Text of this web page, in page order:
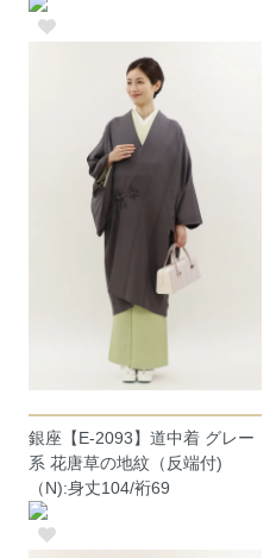
銀座【E-2093】道中着 グレー
系 花唐草の地紋（反端付)
（N):身丈104/裄69